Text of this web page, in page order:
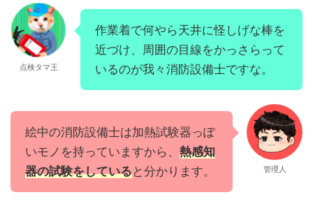
点検タマ王
作業着で何やら天井に怪しげな棒を
近づけ、周囲の目線をかっさらって
いるのが我々消防設備士ですな。
絵中の消防設備士は加熱試験器っぽ
いモノを持っていますから、 熱感知
器の試験をしていると分かります。 管理人